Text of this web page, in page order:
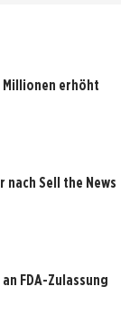
erhöht
Sell the News
FDA-Zulassung